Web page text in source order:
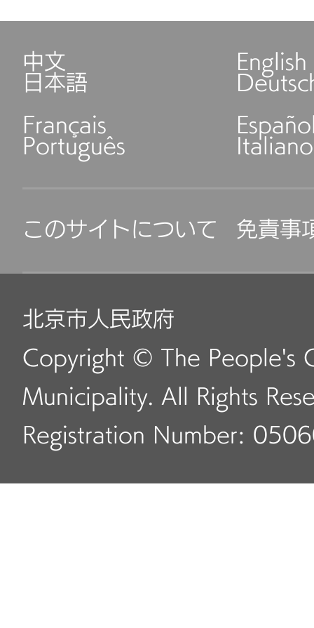
中文 English
日本語
Français
Português Italiano
このサイトについて 免責事
北京市人民政府
Copyright © The People's
Municipality. All Rights
Registration Number: